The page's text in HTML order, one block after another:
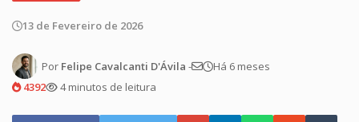
13 de Fevereiro de 2026
Por Felipe Cavalcanti D'Ávila -
Há 6 meses
4392
4 minutos de leitura